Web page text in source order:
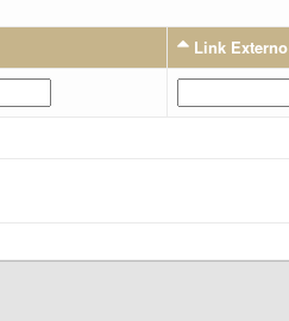
Link Externo